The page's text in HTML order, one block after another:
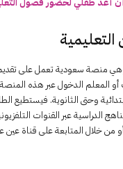
منصة سعودية تعمل على
أو المعلم الدخول عبر هذه
وحتى الثانوية. فيستطيع
الدراسية عبر القنوات
من خلال المتابعة على قناة عين